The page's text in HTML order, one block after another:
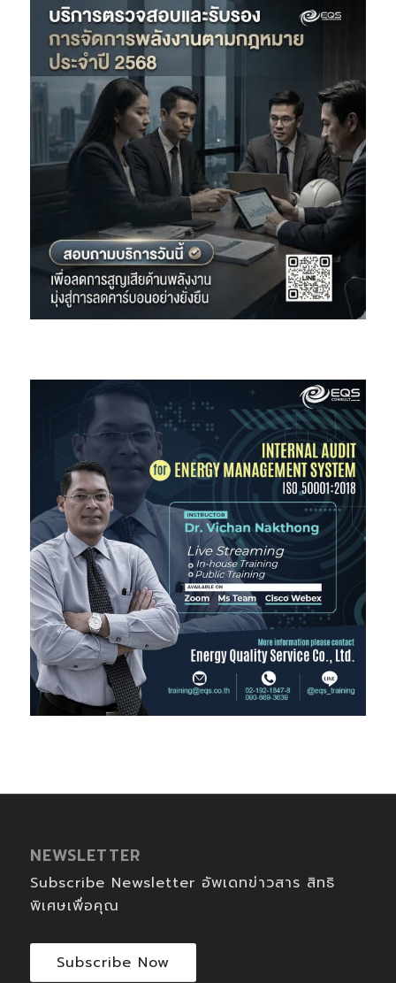
NEWSLETTER
Subscribe Newsletter อัพเดทข่าวสาร สิทธิ
พิเศษเพื่อคุณ
Subscribe Now